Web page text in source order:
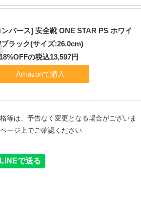
バース] 安全靴 ONE STAR PS ホワイ
ラック(サイズ:26.0cm)
の税込13,597円
等は、予告なく変更となる場合がございま
ージ上でご確認ください